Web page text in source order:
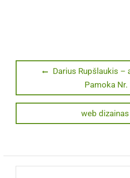
Navigacija
įrašų
Previous
Darius Rupšlaukis –
Pamoka Nr.
Next
post:
web dizainas